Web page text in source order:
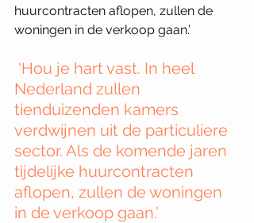
huurcontracten aflopen, zullen de
woningen in de verkoop gaan.’
‘Hou je hart vast. In heel
Nederland zullen
tienduizenden kamers
verdwijnen uit de particuliere
sector. Als de komende jaren
tijdelijke huurcontracten
aflopen, zullen de woningen
in de verkoop gaan.’